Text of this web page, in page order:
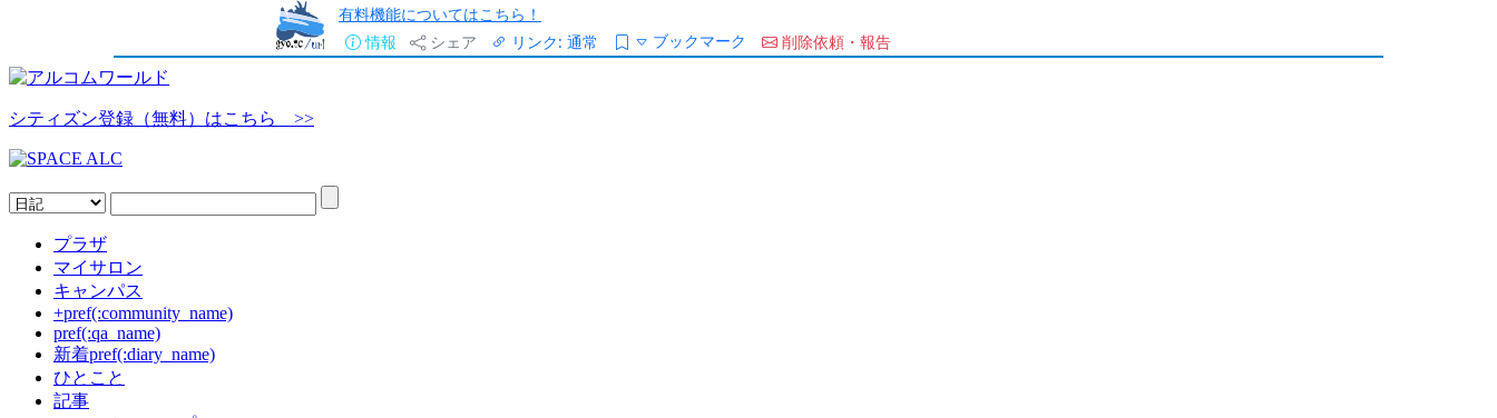
有料機能についてはこちら！
情報
シェア リンク: 通常 ブックマーク 削除依頼・報告